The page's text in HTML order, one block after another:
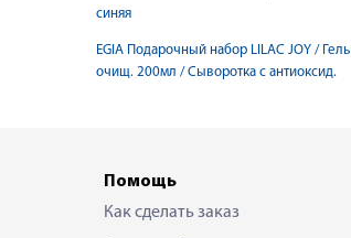
синяя
EGIA Подарочный набор LILAC JOY / Гель
очищ. 200мл / Сыворотка с антиоксид.
Помощь
Как сделать заказ